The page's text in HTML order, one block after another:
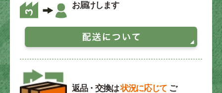
お届けします
返品・交換は状況に応じて ご